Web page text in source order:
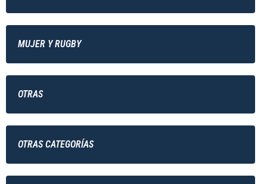
MUJER Y RUGBY
OTRAS
OTRAS CATEGORÍAS